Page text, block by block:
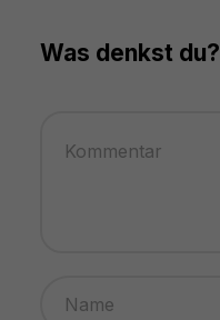
Was denkst du?